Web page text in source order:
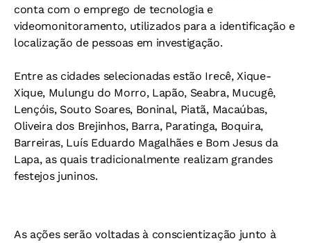
conta com o emprego de tecnologia e
videomonitoramento, utilizados para a identificação e
localização de pessoas em investigação.
Entre as cidades selecionadas estão Irecê, Xique-
Xique, Mulungu do Morro, Lapão, Seabra, Mucugê,
Lençóis, Souto Soares, Boninal, Piatã, Macaúbas,
Oliveira dos Brejinhos, Barra, Paratinga, Boquira,
Barreiras, Luís Eduardo Magalhães e Bom Jesus da
Lapa, as quais tradicionalmente realizam grandes
festejos juninos.
As ações serão voltadas à conscientização junto à